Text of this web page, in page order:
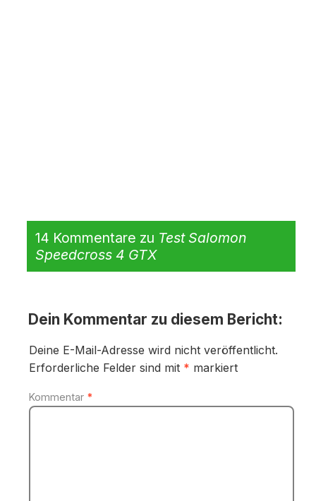
14 Kommentare zu Test Salomon
Speedcross 4 GTX
Dein Kommentar zu diesem Bericht:
Deine E-Mail-Adresse wird nicht veröffentlicht.
Erforderliche Felder sind mit * markiert
Kommentar *